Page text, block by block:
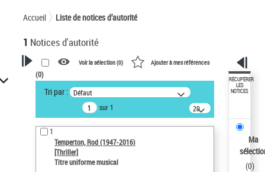
Accueil Liste de notices d’autorité
1 Notices d'autorité
VOTRE RECHERCHE
Recherche avancée dans les
notices d’autorité
Œuvres liées à l'auteur :
Temperton, Rod (1947-2016)
Voir la sélection (0) Ajouter à mes références
(0)
Tri par : Défaut
sur 1
20
résultats/page
1
Temperton, Rod (1947-2016)
[Thriller]
Titre uniforme musical
RÉCUPÉRER
LES
NOTICES
Ma
(0)